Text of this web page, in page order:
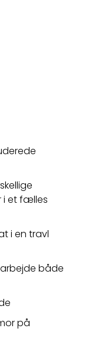
i et fælles
i en travl
både
på